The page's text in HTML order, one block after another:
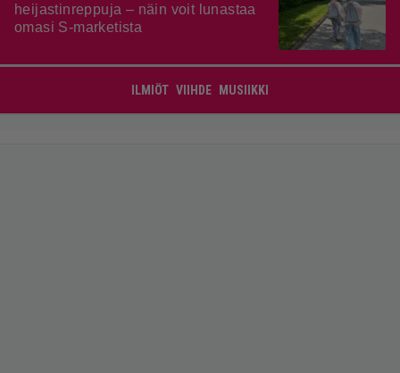
heijastinreppuja – näin voit lunastaa
omasi S-marketista
ILMIÖT VIIHDE MUSIIKKI